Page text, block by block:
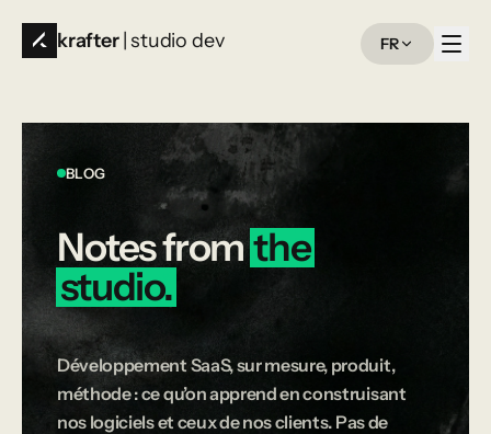
krafter | studio dev FR
BLOG
Notesfrom the
studio.
Développement SaaS, sur mesure, produit,
méthode : ce qu’on apprend en construisant
nos logiciels et ceux de nos clients. Pas de